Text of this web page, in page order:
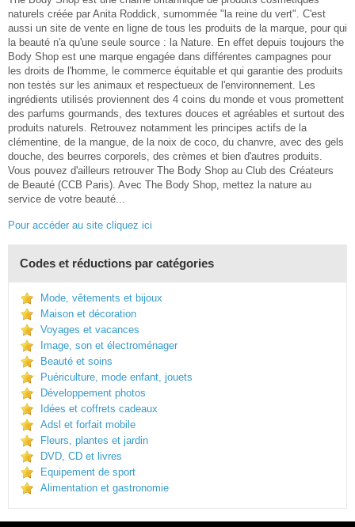
naturels créée par Anita Roddick, surnommée "la reine du vert". C'est
aussi un site de vente en ligne de tous les produits de la marque, pour qui
la beauté n'a qu'une seule source : la Nature. En effet depuis toujours the
Body Shop est une marque engagée dans différentes campagnes pour
les droits de l'homme, le commerce équitable et qui garantie des produits
non testés sur les animaux et respectueux de l'environnement. Les
ingrédients utilisés proviennent des 4 coins du monde et vous promettent
des parfums gourmands, des textures douces et agréables et surtout des
produits naturels. Retrouvez notamment les principes actifs de la
clémentine, de la mangue, de la noix de coco, du chanvre, avec des gels
douche, des beurres corporels, des crèmes et bien d'autres produits.
Vous pouvez d'ailleurs retrouver The Body Shop au Club des Créateurs
de Beauté (CCB Paris). Avec The Body Shop, mettez la nature au
service de votre beauté...
Pour accéder au site cliquez ici
Codes et réductions par catégories
Mode, vêtements et bijoux
Maison et décoration
Voyages et vacances
Image, son et électroménager
Beauté et soins
Puériculture, mode enfant, jouets
Développement photos
Idées et coffrets cadeaux
Adsl et forfait mobile
Fleurs, plantes et jardin
DVD, CD et livres
Equipement de sport
Alimentation et gastronomie